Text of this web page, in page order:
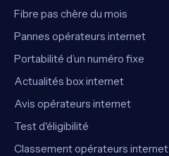
Fibre pas chère du mois
Pannes opérateurs internet
Portabilité d’un numéro fixe
Actualités box internet
Avis opérateurs internet
Test d'éligibilité
Classement opérateurs internet